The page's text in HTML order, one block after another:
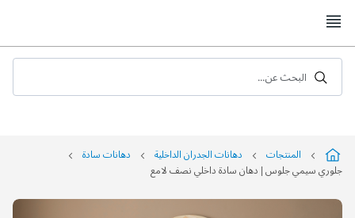
to
البحث عن...
المنتجات دهانات الجدران الداخلية
دهانات سادة
جلوري سيمي جلوس | دهان سادة داخلي نصف لامع
التخطي